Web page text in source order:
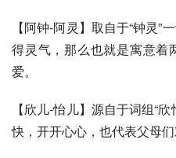
【阿钟-阿灵】取自于“钟灵”
得灵气，那么也就是寓意着
爱。
【欣儿-怡儿】源自于词组“
快，开开心心，也代表父母